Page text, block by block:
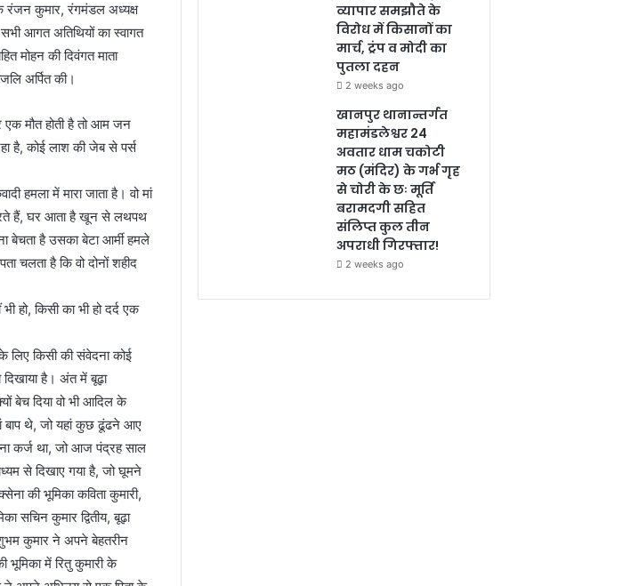
रंजन कुमार, रंगमंडल अध्यक्ष
आगत अतिथियों का स्वागत
मोहन की दिवंगत माता
अर्पित की।
मौत होती है तो आम जन
है, कोई लाश की जेब से पर्स
हमला में मारा जाता है। वो मां
करते हैं, घर आता है खून से लथपथ
बेचता है उसका बेटा आर्मी हमले
चलता है कि वो दोनों शहीद
हो, किसी का भी हो दर्द एक
लिए किसी की संवेदना कोई
है। अंत में बूढ़ा
बेच दिया वो भी आदिल के
बाप थे, जो यहां कुछ ढूंढने आए
कर्ज था, जो आज पंद्रह साल
से दिखाए गया है, जो घूमने
की भूमिका कविता कुमारी,
सचिन कुमार द्वितीय, बूढ़ा
कुमार ने अपने बेहतरीन
भूमिका में रितु कुमारी के
व्यापार समझौते के
विरोध में किसानों का
मार्च, ट्रंप व मोदी का
पुतला दहन
2 weeks ago
खानपुर थानान्तर्गत
महामंडलेश्वर 24
अवतार धाम चकोटी
मठ (मंदिर) के गर्भ गृह
से चोरी के छः मूर्ति
बरामदगी सहित
संलिप्त कुल तीन
अपराधी गिरफ्तार!
2 weeks ago